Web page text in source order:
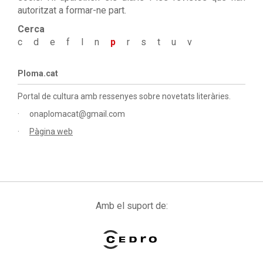
autoritzat a formar-ne part.
Cerca
c
d e f l n p r s t u v
Ploma.cat
Portal de cultura amb ressenyes sobre novetats literàries.
onaplomacat@gmail.com
Pàgina web
Amb el suport de: